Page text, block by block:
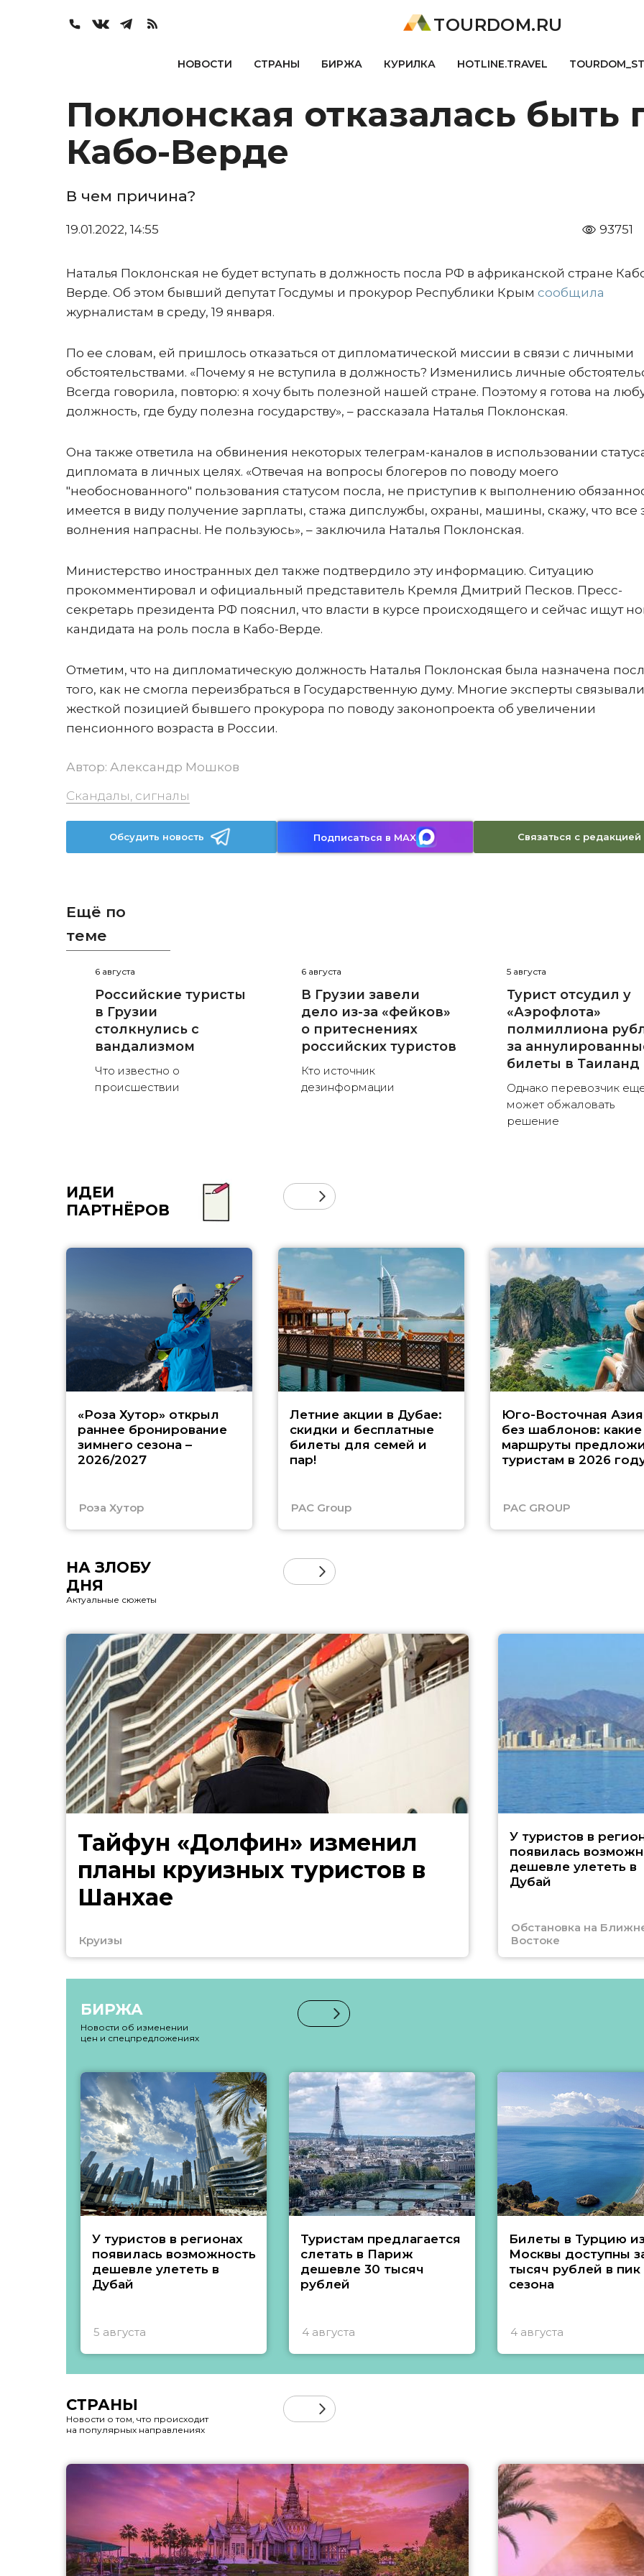
TOURDOM.RU
НОВОСТИ СТРАНЫ БИРЖА КУРИЛКА HOTLINE.TRAVEL
Поклонская отказалась быть
Кабо-Верде
В чем причина?
19.01.2022, 14:55 93751
Наталья Поклонская не будет вступать в должность посла РФ в африканской стране
Верде. Об этом бывший депутат Госдумы и прокурор Республики Крым сообщила
журналистам в среду, 19 января.
По ее словам, ей пришлось отказаться от дипломатической миссии в связи с личными
обстоятельствами. «Почему я не вступила в должность? Изменились личные
Всегда говорила, повторю: я хочу быть полезной нашей стране. Поэтому я готова на
должность, где буду полезна государству», – рассказала Наталья Поклонская.
Она также ответила на обвинения некоторых телеграм-каналов в использовании
дипломата в личных целях. «Отвечая на вопросы блогеров по поводу моего
"необоснованного" пользования статусом посла, не приступив к выполнению
имеется в виду получение зарплаты, стажа дипслужбы, охраны, машины, скажу, что все
волнения напрасны. Не пользуюсь», – заключила Наталья Поклонская.
Министерство иностранных дел также подтвердило эту информацию. Ситуацию
прокомментировал и официальный представитель Кремля Дмитрий Песков. Пресс-
секретарь президента РФ пояснил, что власти в курсе происходящего и сейчас ищут
кандидата на роль посла в Кабо-Верде.
Отметим, что на дипломатическую должность Наталья Поклонская была назначена
того, как не смогла переизбраться в Государственную думу. Многие эксперты связывали
жесткой позицией бывшего прокурора по поводу законопроекта об увеличении
пенсионного возраста в России.
Автор: Александр Мошков
Скандалы, сигналы
Обсудить новость Подписаться в MAX Связаться с редакцией
Ещё по
теме
6 августа
Российские туристы
в Грузии
столкнулись с
вандализмом
Что известно о
происшествии
6 августа
В Грузии завели
дело из-за «фейков»
о притеснениях
российских туристов
Кто источник
дезинформации
5 августа
Турист отсудил у
«Аэрофлота»
полмиллиона
за
билеты в Таиланд
Однако перевозчик
может обжаловать
решение
ИДЕИ
ПАРТНЁРОВ
«Роза Хутор» открыл
раннее бронирование
зимнего сезона –
2026/2027
Роза Хутор
Летние акции в Дубае:
скидки и бесплатные
билеты для семей и
пар!
PAC Group
Юго-Восточная Азия
без шаблонов: какие
маршруты
туристам в 2026
PAC GROUP
НА ЗЛОБУ
ДНЯ
Актуальные сюжеты
Тайфун «Долфин» изменил
планы круизных туристов в
Шанхае
Круизы
У туристов в
появилась
дешевле улететь в
Дубай
Обстановка на
Востоке
БИРЖА
Новости об изменении
цен и спецпредложениях
У туристов в регионах
появилась возможность
дешевле улететь в
Дубай
5 августа
Туристам предлагается
слетать в Париж
дешевле 30 тысяч
рублей
4 августа
Билеты в Турцию из
Москвы доступны
тысяч рублей в пик
сезона
4 августа
СТРАНЫ
Новости о том, что происходит
на популярных направлениях